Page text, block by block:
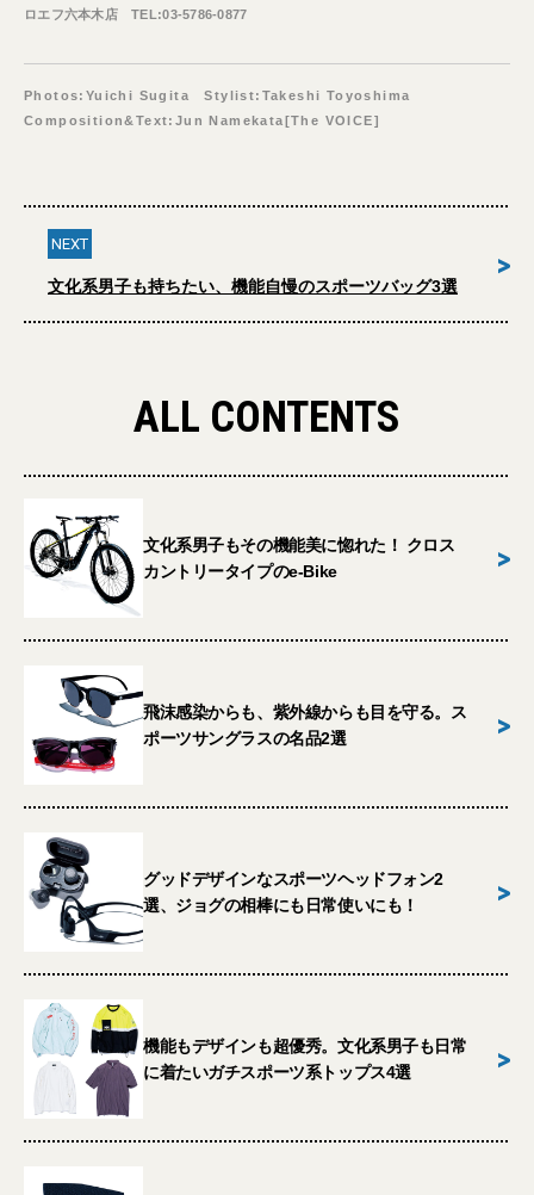
ロエフ六本木店 TEL:03-5786-0877
Photos:Yuichi Sugita Stylist:Takeshi Toyoshima
Composition&Text:Jun Namekata[The VOICE]
NEXT
文化系男子も持ちたい、機能自慢のスポーツバッグ3選
>
ALL CONTENTS
文化系男子もその機能美に惚れた！ クロス
カントリータイプのe-Bike
>
飛沫感染からも、紫外線からも目を守る。ス
ポーツサングラスの名品2選
>
グッドデザインなスポーツヘッドフォン2
選、ジョグの相棒にも日常使いにも！
>
機能もデザインも超優秀。文化系男子も日常
に着たいガチスポーツ系トップス4選
>